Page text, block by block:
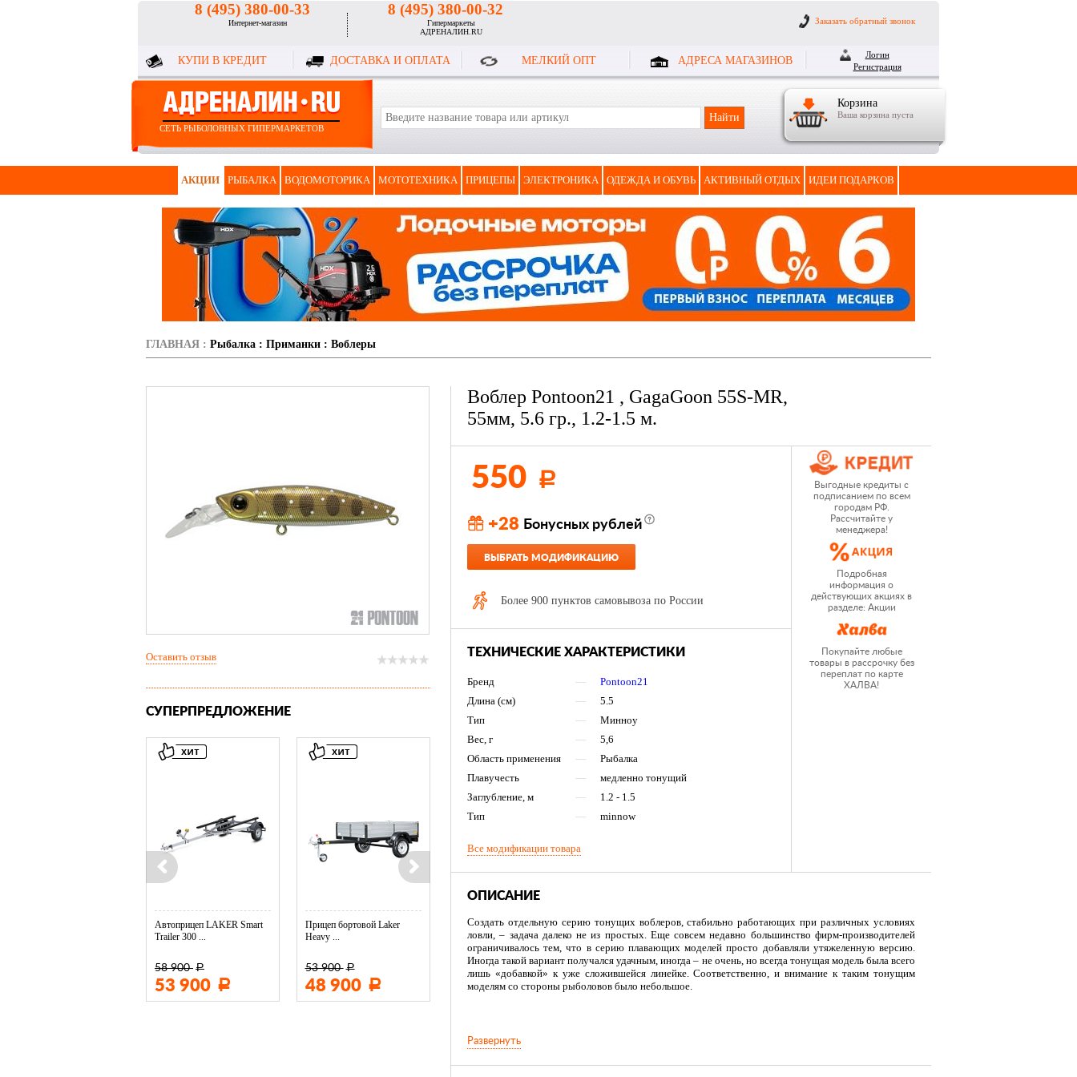
8 (495) 380-00-33
Интернет-магазин
8 (495) 380-00-32
Гипермаркеты
АДРЕНАЛИН.RU
Заказать обратный звонок
КУПИ В КРЕДИТ ДОСТАВКА И ОПЛАТА МЕЛКИЙ ОПТ АДРЕСА МАГАЗИНОВ
Логин
Регистрация
Корзина
Ваша корзина пуста
СЕТЬ РЫБОЛОВНЫХ ГИПЕРМАРКЕТОВ
АКЦИИ РЫБАЛКА ВОДОМОТОРИКА МОТОТЕХНИКА ПРИЦЕПЫ ЭЛЕКТРОНИКА ОДЕЖДА И ОБУВЬ АКТИВНЫЙ ОТДЫХ ИДЕИ ПОДАРКОВ
ГЛАВНАЯ : Рыбалка : Приманки : Воблеры
Воблер Pontoon21 , GagaGoon 55S-MR,
55мм, 5.6 гр., 1.2-1.5 м.
550 Р
+28 Бонусных рублей
ВЫБРАТЬ МОДИФИКАЦИЮ
Более 900 пунктов самовывоза по России
ТЕХНИЧЕСКИЕ ХАРАКТЕРИСТИКИ
Бренд —
Pontoon21
Длина (см)
—
5.5
Тип
—
Минноу
Вес, г
—
5,6
Область применения
—
Рыбалка
Плавучесть
—
медленно тонущий
Заглубление, м
—
1.2 - 1.5
Тип
— minnow
Все модификации товара
Выгодные кредиты с
подписанием по всем
городам РФ.
Рассчитайте у
менеджера!
Подробная
информация о
действующих акциях в
разделе: Акции
Покупайте любые
товары в рассрочку без
переплат по карте
ХАЛВА!
ОПИСАНИЕ
Создать отдельную серию тонущих воблеров, стабильно работающих при различных условиях
ловли, – задача далеко не из простых. Еще совсем недавно большинство фирм-производителей
ограничивалось тем, что в серию плавающих моделей просто добавляли утяжеленную версию.
Иногда такой вариант получался удачным, иногда – не очень, но всегда тонущая модель была всего
лишь «добавкой» к уже сложившейся линейке. Соответственно, и внимание к таким тонущим
моделям со стороны рыболовов было небольшое.
В компании Pontoon 21 к этому вопросу подошли совсем по-другому – довольно долгое время
разрабатывали и проводили испытания особой серии тонущих воблеров, которые были бы
способны переломить бытующие стереотипы. И вот, вашему вниманию предлагаются первые
Развернуть
Оставить отзыв
СУПЕРПРЕДЛОЖЕНИЕ
Автоприцеп LAKER Smart
Trailer 300 ...
58 900 Р
53 900 Р
Прицеп бортовой Laker
Heavy ...
53 900 Р
48 900 Р
Тент LAKER с каркасом для
11 600 Р
Тент LAKER с каркасом для
...
19 500 Р
Тент LAKER с каркасом для
...
Тент LAKER с каркасом для
...